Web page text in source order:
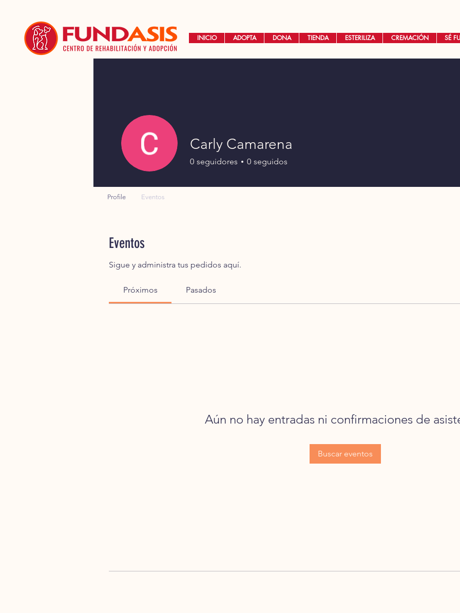
INICIO ADOPTA DONA TIENDA ESTERILIZA CREMACIÓN SÉ
Eventos
Sigue y administra tus pedidos aquí.
Próximos Pasados
Aún no hay entradas ni confirmaciones de
Buscar eventos
Carly Camarena
0 seguidores 0 seguidos
Profile Eventos